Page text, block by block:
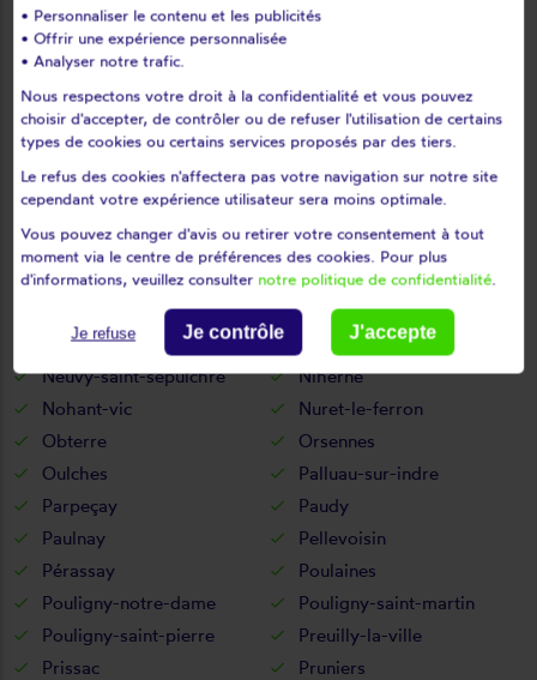
Ménétréols-sous-vatan
Méobecq
Mérigny
Meunet-sur-vatan
Mézières-en-brenne
Migné
Migny
Montchevrier
Montgivray
Montierchaume
Mosnay
Mouhers
Mouhet
Moulins-sur-céphons
Néons-sur-creuse
Néret
Neuillay-les-bois
Neuvy-pailloux
Neuvy-saint-sépulchre
Niherne
Nohant-vic
Nuret-le-ferron
Obterre
Orsennes
Oulches
Palluau-sur-indre
Parpeçay
Paudy
Paulnay
Pellevoisin
Pérassay
Poulaines
Pouligny-notre-dame
Pouligny-saint-martin
Pouligny-saint-pierre
Preuilly-la-ville
Prissac
Pruniers
• Personnaliser le contenu et les publicités
• Offrir une expérience personnalisée
• Analyser notre trafic.
Nous respectons votre droit à la confidentialité et vous pouvez
choisir d'accepter, de contrôler ou de refuser l'utilisation de certains
types de cookies ou certains services proposés par des tiers.
Le refus des cookies n'affectera pas votre navigation sur notre site
cependant votre expérience utilisateur sera moins optimale.
Vous pouvez changer d'avis ou retirer votre consentement à tout
moment via le centre de préférences des cookies. Pour plus
d'informations, veuillez consulter notre politique de confidentialité.
Je refuse Je contrôle J'accepte